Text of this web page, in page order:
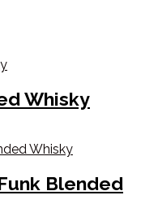
Whisky
Blended